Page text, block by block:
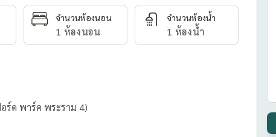
จำนวนห้องนอน
1 ห้องนอน
จำนวนห้องน้ำ
1 ห้องน้ำ
ตอร์ฟอร์ด พาร์ค พระราม 4)